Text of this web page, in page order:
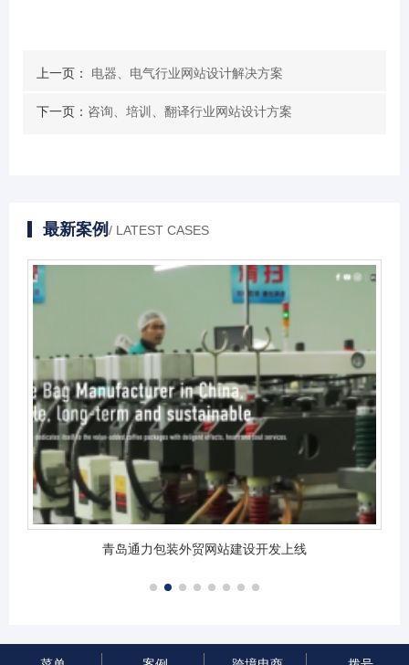
上一页： 电器、电气行业网站设计解决方案
下一页： 咨询、培训、翻译行业网站设计方案
最新案例/ LATEST CASES
青岛通力包装外贸网站建设开发上线